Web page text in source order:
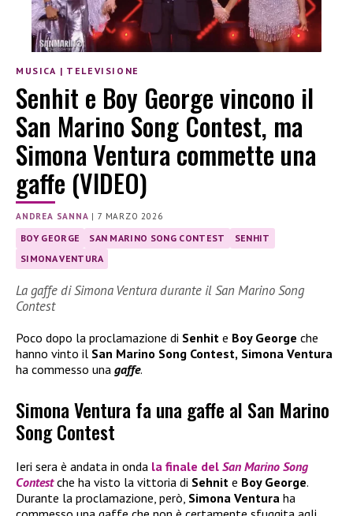
MUSICA | TELEVISIONE
Senhit e Boy George vincono il
San Marino Song Contest, ma
Simona Ventura commette una
gaffe (VIDEO)
ANDREA SANNA |7 MARZO 2026
BOY GEORGE SAN MARINO SONG CONTEST
SENHIT
SIMONA VENTURA
La gaffe di Simona Ventura durante il San Marino Song
Contest
Poco dopo la proclamazione di Senhit e Boy George che
hanno vinto il San Marino Song Contest, Simona Ventura
ha commesso una gaffe.
Simona Ventura fa una gaffe al San Marino
Song Contest
Ieri sera è andata in onda la finale del San Marino Song
Contestche ha visto la vittoria di Sehnit e Boy George.
Durante la proclamazione, però, Simona Ventura ha